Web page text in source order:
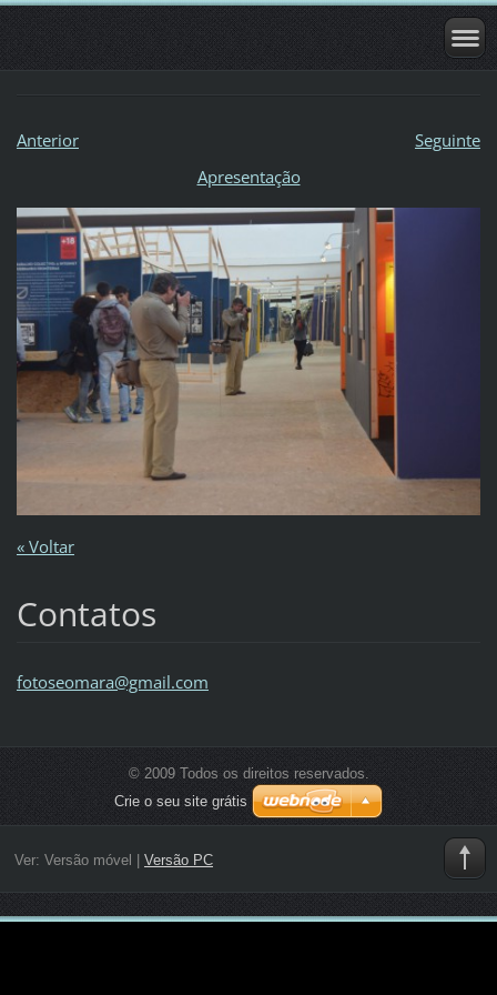
Anterior
Seguinte
Apresentação
« Voltar
Contatos
fotoseomara@gmail.com
© 2009 Todos os direitos reservados.
Crie o seu site grátis
Ver: Versão móvel Versão PC